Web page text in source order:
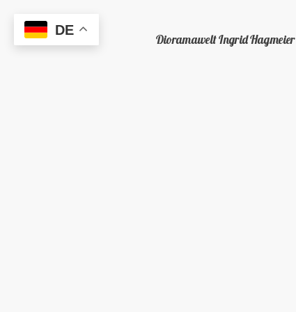
Dioramawelt Ingrid Hagmeier
DE